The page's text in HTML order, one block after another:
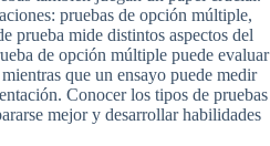
pruebas de opción múltiple,
prueba mide distintos aspectos del
de opción múltiple puede evaluar
que un ensayo puede medir
Conocer los tipos de pruebas
mejor y desarrollar habilidades